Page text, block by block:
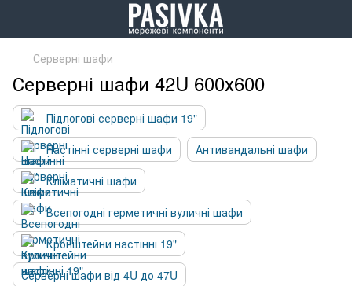
Серверні шафи
Серверні шафи 42U 600х600
Підлогові серверні шафи 19"
Настінні серверні шафи
Антивандальні шафи
Кліматичні шафи
Всепогодні герметичні вуличні шафи
Кронштейни настінні 19"
Серверні шафи від 4U до 47U